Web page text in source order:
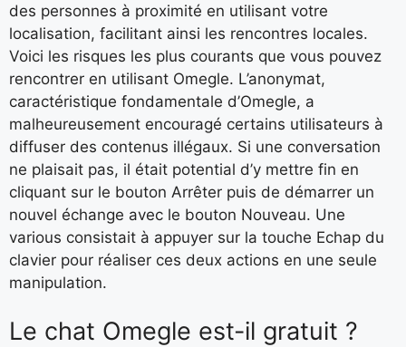
des personnes à proximité en utilisant votre
localisation, facilitant ainsi les rencontres locales.
Voici les risques les plus courants que vous pouvez
rencontrer en utilisant Omegle. L’anonymat,
caractéristique fondamentale d’Omegle, a
malheureusement encouragé certains utilisateurs à
diffuser des contenus illégaux. Si une conversation
ne plaisait pas, il était potential d’y mettre fin en
cliquant sur le bouton Arrêter puis de démarrer un
nouvel échange avec le bouton Nouveau. Une
various consistait à appuyer sur la touche Echap du
clavier pour réaliser ces deux actions en une seule
manipulation.
Le chat Omegle est-il gratuit ?